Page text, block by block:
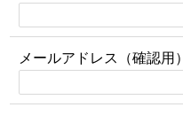
メールアドレス（確認用）